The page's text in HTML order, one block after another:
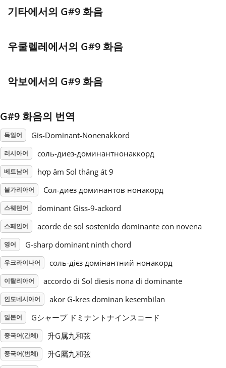
Svenska
Tiếng Việt
Türkçe
简体中文
繁體中文
기타에서의 G#9 화음
우쿨렐레에서의 G#9 화음
악보에서의 G#9 화음
G#9 화음의 번역
독일어 Gis-Dominant-Nonenakkord
러시아어 соль-диез-доминантнонаккорд
베트남어 hợp âm Sol thăng át 9
불가리아어 Сол-диез доминантов нонакорд
스웨덴어 dominant Giss-9-ackord
스페인어 acorde de sol sostenido dominante con novena
영어 G-sharp dominant ninth chord
우크라이나어 соль-дієз домінантний нонакорд
이탈리아어 accordo di Sol diesis nona di dominante
인도네시아어 akor G-kres dominan kesembilan
일본어 Gシャープ ドミナントナインスコード
중국어(간체) 升G属九和弦
중국어(번체) 升G屬九和弦